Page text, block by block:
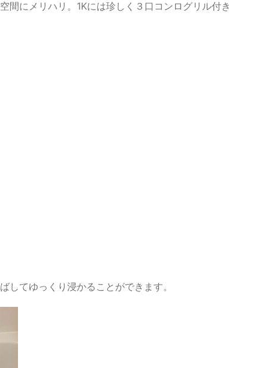
間にメリハリ。1Kには珍しく３口コンログリル付き
してゆっくり浸かることができます。